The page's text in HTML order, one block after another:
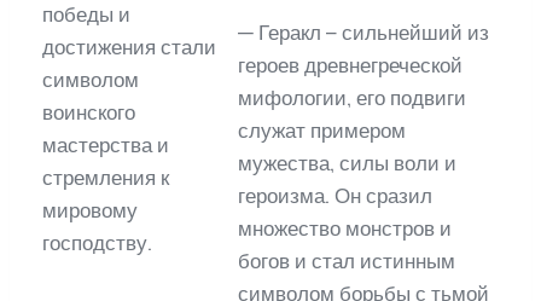
победы и
достижения стали
символом
воинского
мастерства и
стремления к
мировому
господству.
— Геракл – сильнейший из
героев древнегреческой
мифологии, его подвиги
служат примером
мужества, силы воли и
героизма. Он сразил
множество монстров и
богов и стал истинным
символом борьбы с тьмой